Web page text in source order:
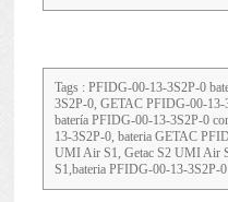
Tags : PFIDG-00-13-3S2P-0
3S2P-0, GETAC PFIDG-00-13-
batería PFIDG-00-13-3S2P-0
13-3S2P-0, bateria GETAC
UMI Air S1, Getac S2 UMI Air
S1,bateria PFIDG-00-13-3S2P-0